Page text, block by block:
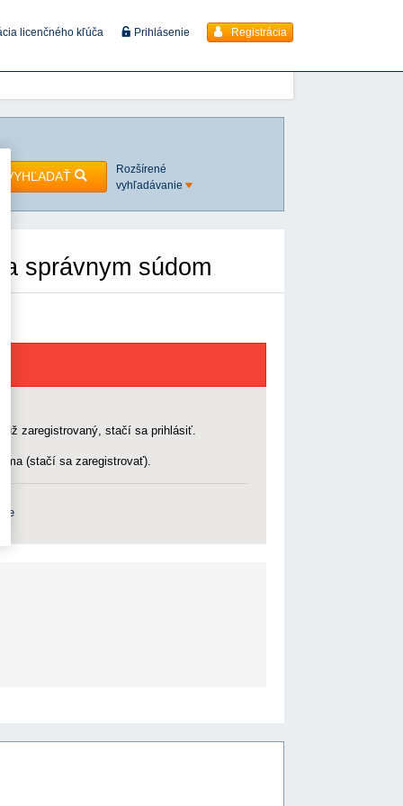
licenčného kľúča Prihlásenie Registrácia
VYHĽADAŤ
Rozšírené
vyhľadávanie
správnym súdom
už zaregistrovaný, stačí sa prihlásiť.
(stačí sa zaregistrovať).